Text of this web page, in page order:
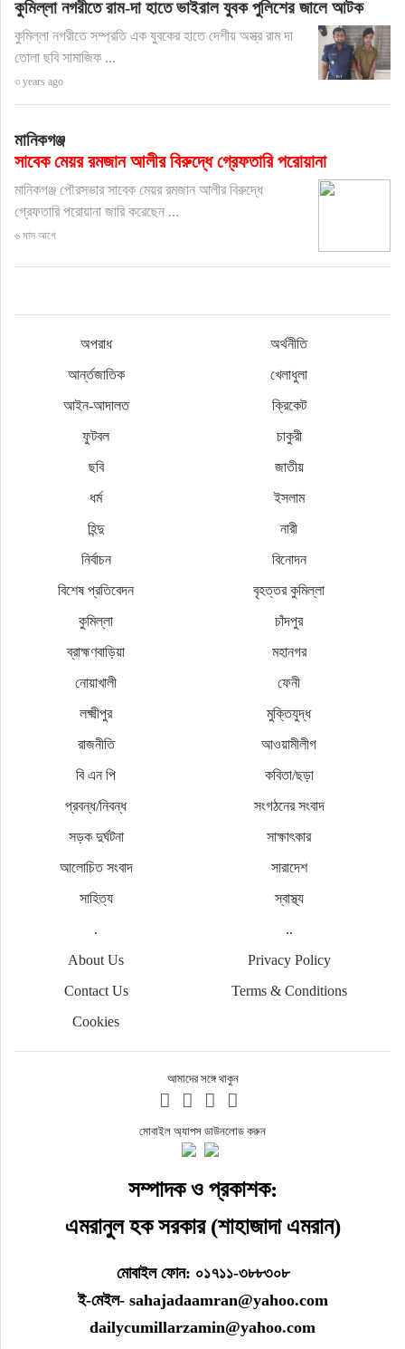
কুমিল্লা নগরীতে রাম-দা হাতে ভাইরাল যুবক পুলিশের জালে আটক
কুমিল্লা নগরীতে সম্প্রতি এক যুবকের হাতে দেশীয় অস্ত্র রাম দা
তোলা ছবি সামাজিক ...
৩ years ago
মানিকগঞ্জ
সাবেক মেয়র রমজান আলীর বিরুদ্ধে গ্রেফতারি পরোয়ানা
মানিকগঞ্জ পৌরসভার সাবেক মেয়র রমজান আলীর বিরুদ্ধে
গ্রেফতারি পরোয়ানা জারি করেছেন ...
৬ মাস আগে
অপরাধ
অর্থনীতি
আর্ন্তজাতিক
খেলাধুলা
আইন-আদালত
ক্রিকেট
ফুটবল
চাকুরী
ছবি
জাতীয়
ধর্ম
ইসলাম
হিন্দু
নারী
নির্বাচন
বিনোদন
বিশেষ প্রতিবেদন
বৃহত্তর কুমিল্লা
কুমিল্লা
চাঁদপুর
ব্রাহ্মণবাড়িয়া
মহানগর
নোয়াখালী
ফেনী
লক্ষ্মীপুর
মুক্তিযুদ্ধ
রাজনীতি
আওয়ামীলীগ
বি এন পি
কবিতা/ছড়া
প্রবন্ধ/নিবন্ধ
সংগঠনের সংবাদ
সড়ক দুর্ঘটনা
সাক্ষাৎকার
আলোচিত সংবাদ
সারাদেশ
সাহিত্য
স্বাস্থ্য
.
..
About Us
Privacy Policy
Contact Us
Terms & Conditions
Cookies
আমাদের সঙ্গে থাকুন
মোবাইল অ্যাপস ডাউনলোড করুন
সম্পাদক ও প্রকাশক:
এমরানুল হক সরকার (শাহাজাদা এমরান)
মোবাইল ফোন: ০১৭১১-৩৮৮৩০৮
ই-মেইল- sahajadaamran@yahoo.com
dailycumillarzamin@yahoo.com